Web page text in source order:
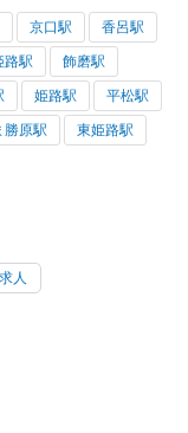
京口駅 香呂駅
路駅 飾磨駅
姫路駅 平松駅
勝原駅 東姫路駅
人